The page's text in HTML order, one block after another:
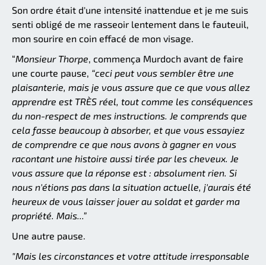
Son ordre était d'une intensité inattendue et je me suis
senti obligé de me rasseoir lentement dans le fauteuil,
mon sourire en coin effacé de mon visage.
“Monsieur Thorpe , commença Murdoch avant de faire
une courte pause, “ceci peut vous sembler être une
plaisanterie, mais je vous assure que ce que vous allez
apprendre est TRÈS réel, tout comme les conséquences
du non-respect de mes instructions. Je comprends que
cela fasse beaucoup à absorber, et que vous essayiez
de comprendre ce que nous avons à gagner en vous
racontant une histoire aussi tirée par les cheveux. Je
vous assure que la réponse est : absolument rien. Si
nous n'étions pas dans la situation actuelle, j'aurais été
heureux de vous laisser jouer au soldat et garder ma
propriété. Mais...”
Une autre pause.
"Mais les circonstances et votre attitude irresponsable